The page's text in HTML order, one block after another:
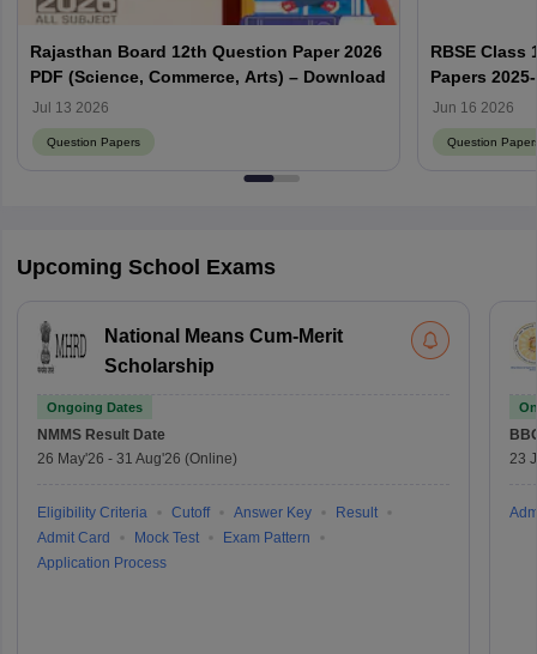
Rajasthan Board 12th Question Paper 2026
PDF (Science, Commerce, Arts) – Download
Jul 13 2026
Question Papers
RBSE Class
Papers
Solution PDF
Jun 16 2026
Question
Upcoming School Exams
National Means Cum-Merit
Scholarship
Ongoing Dates
NMMS Result Date
26 May'26 - 31 Aug'26 (Online)
Eligibility Criteria Cutoff Answer Key
Result
Admit Card
Mock Test
Exam Pattern
Application Process
23